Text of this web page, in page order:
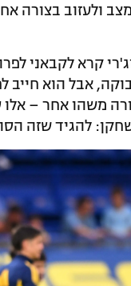
ולעזוב בצורה
קרא לקבאני
אבל הוא חייב
משהו אחר – אלו
להגיד שזה